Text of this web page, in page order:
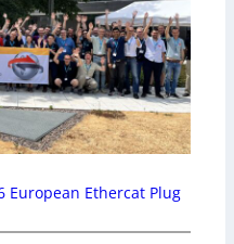
European Ethercat Plug